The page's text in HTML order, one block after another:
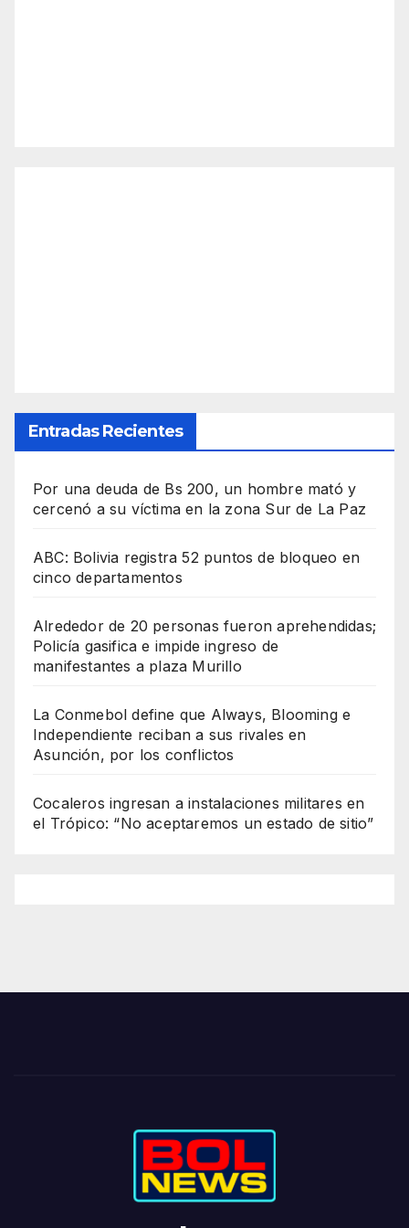
Entradas Recientes
Por una deuda de Bs 200, un hombre mató y
cercenó a su víctima en la zona Sur de La Paz
ABC: Bolivia registra 52 puntos de bloqueo en
cinco departamentos
Alrededor de 20 personas fueron aprehendidas;
Policía gasifica e impide ingreso de
manifestantes a plaza Murillo
La Conmebol define que Always, Blooming e
Independiente reciban a sus rivales en
Asunción, por los conflictos
Cocaleros ingresan a instalaciones militares en
el Trópico: “No aceptaremos un estado de sitio”